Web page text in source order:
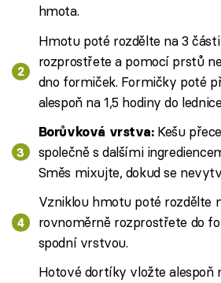
hmota.
Hmotu poté rozdělte na 3
rozprostřete a pomocí prstů
dno formiček. Formičky poté
alespoň na 1,5 hodiny do
Borůvková vrstva:Kešu
společně s dalšími
Směs mixujte, dokud se
Vzniklou hmotu poté rozdělte
rovnoměrně rozprostřete do
spodní vrstvou.
Hotové dortíky vložte alespoň